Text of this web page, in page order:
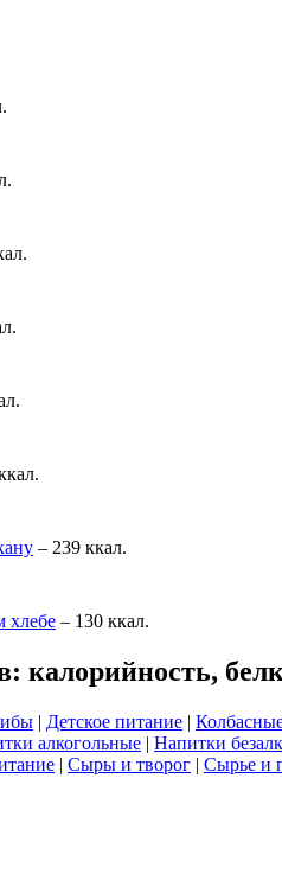
– 239 ккал.
хлебе – 130 ккал.
калорийность,
| Детское питание |
алкогольные | Напитки
| Сыры и творог | Сырье и